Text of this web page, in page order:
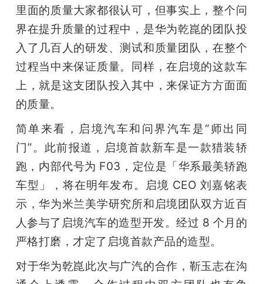
里面的质量大家都很认可，但事实上，整个问
界在提升质量的过程中，是华为乾崑的团队投
入了几百人的研发、测试和质量团队，在整个
过程当中来保证质量。同样，在启境的这款车
上，就是这支团队投入其中，来保证方方面面
的质量。
简单来看，启境汽车和问界汽车是“师出同
门”。此前报道，启境首款新车是一款猎装轿
跑，内部代号为 F03，定位是「华系最美轿跑
车型」，将在明年发布。启境 CEO 刘嘉铭表
示，华为米兰美学研究所和启境团队双方近百
人参与了启境汽车的造型开发。经过 8 个月的
严格打磨，才定了启境首款产品的造型。
对于华为乾崑此次与广汽的合作，靳玉志在沟